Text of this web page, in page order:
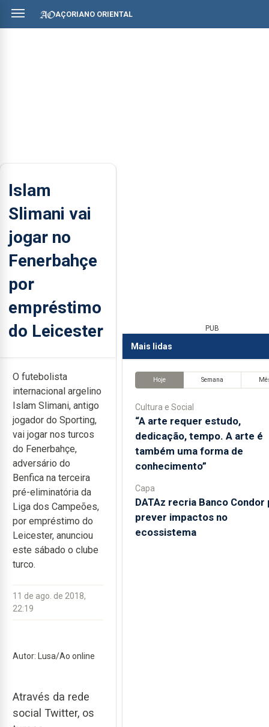
AÇORIANO ORIENTAL
Islam
Slimani vai
jogar no
Fenerbahçe
por
empréstimo
do Leicester
O futebolista
internacional argelino
Islam Slimani, antigo
jogador do Sporting,
vai jogar nos turcos
do Fenerbahçe,
adversário do
Benfica na terceira
pré-eliminatória da
Liga dos Campeões,
por empréstimo do
Leicester, anunciou
este sábado o clube
turco.
11 de ago. de 2018,
22:19
Autor: Lusa/Ao online
Através da rede
social Twitter, os
PUB
Mais lidas
Hoje Semana
Cultura e Social
“A arte requer estudo,
dedicação, tempo. A arte é
também uma forma de
conhecimento”
Capa
DATAz recria Banco Condor
prever impactos no
ecossistema